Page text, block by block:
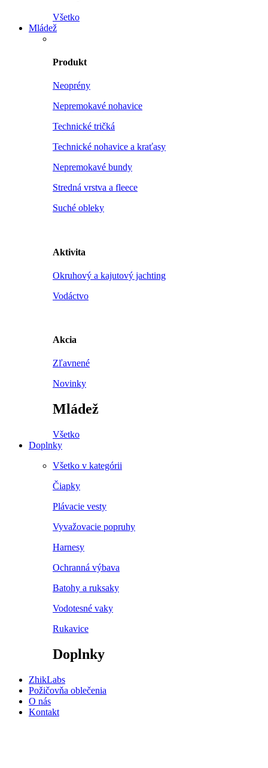
Všetko
Mládež
Produkt
Neoprény
Nepremokavé nohavice
Technické tričká
Technické nohavice a kraťasy
Nepremokavé bundy
Stredná vrstva a fleece
Suché obleky
Aktivita
Okruhový a kajutový jachting
Vodáctvo
Akcia
Zľavnené
Novinky
Mládež
Všetko
Doplnky
Všetko v kategórii
Čiapky
Plávacie vesty
Vyvažovacie popruhy
Harnesy
Ochranná výbava
Batohy a ruksaky
Vodotesné vaky
Rukavice
Doplnky
ZhikLabs
Požičovňa oblečenia
O nás
Kontakt